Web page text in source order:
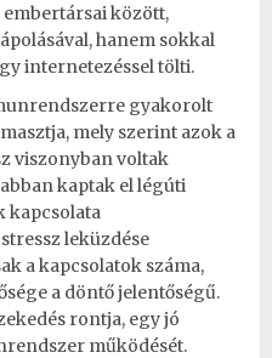
között,
hanem sokkal
internetezéssel tölti.
gyakorolt
mely szerint azok a
viszonyban voltak
kaptak el légúti
kapcsolata
leküzdése
a kapcsolatok száma,
a döntő jelentőségű.
rontja, egy jó
működését.